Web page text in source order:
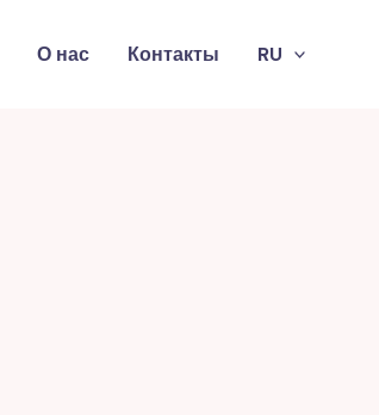
О нас Контакты RU